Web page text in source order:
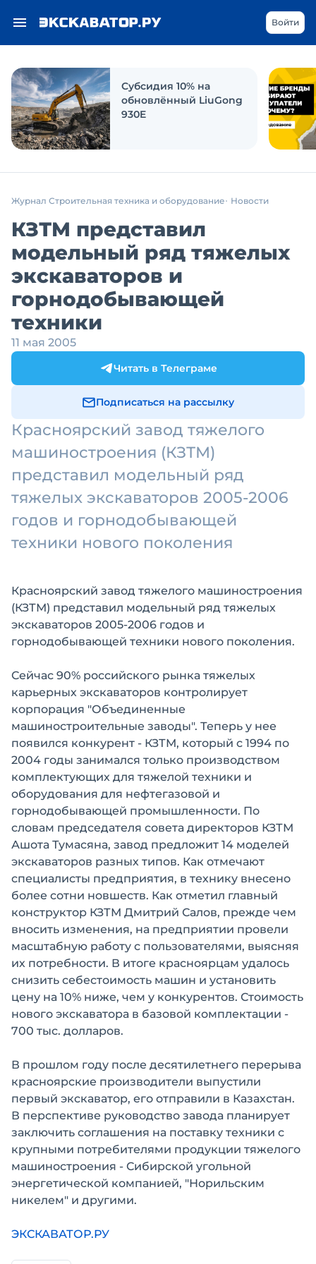
Войти
Субсидия 10% на
обновлённый LiuGong
930E
Журнал Строительная техника и оборудование Новости
КЗТМ представил
модельный ряд тяжелых
экскаваторов и
горнодобывающей
техники
11 мая 2005
Читать в Телеграме
Подписаться на рассылку
Красноярский завод тяжелого
машиностроения (КЗТМ)
представил модельный ряд
тяжелых экскаваторов 2005-2006
годов и горнодобывающей
техники нового поколения
Красноярский завод тяжелого машиностроения
(КЗТМ) представил модельный ряд тяжелых
экскаваторов 2005-2006 годов и
горнодобывающей техники нового поколения.
Сейчас 90% российского рынка тяжелых
карьерных экскаваторов контролирует
корпорация "Объединенные
машиностроительные заводы". Теперь у нее
появился конкурент - КЗТМ, который с 1994 по
2004 годы занимался только производством
комплектующих для тяжелой техники и
оборудования для нефтегазовой и
горнодобывающей промышленности. По
словам председателя совета директоров КЗТМ
Ашота Тумасяна, завод предложит 14 моделей
экскаваторов разных типов. Как отмечают
специалисты предприятия, в технику внесено
более сотни новшеств. Как отметил главный
конструктор КЗТМ Дмитрий Салов, прежде чем
вносить изменения, на предприятии провели
масштабную работу с пользователями, выясняя
их потребности. В итоге красноярцам удалось
снизить себестоимость машин и установить
цену на 10% ниже, чем у конкурентов. Стоимость
нового экскаватора в базовой комплектации -
700 тыс. долларов.
В прошлом году после десятилетнего перерыва
красноярские производители выпустили
первый экскаватор, его отправили в Казахстан.
В перспективе руководство завода планирует
заключить соглашения на поставку техники с
крупными потребителями продукции тяжелого
машиностроения - Сибирской угольной
энергетической компанией, "Норильским
никелем" и другими.
ЭКСКАВАТОР.РУ